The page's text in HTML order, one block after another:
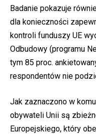
Badanie pokazuje
dla konieczności
kontroli funduszy UE
Odbudowy (programu
tym 85 proc.
respondentów nie
Jak zaznaczono w
obywateli Unii są
Europejskiego, który